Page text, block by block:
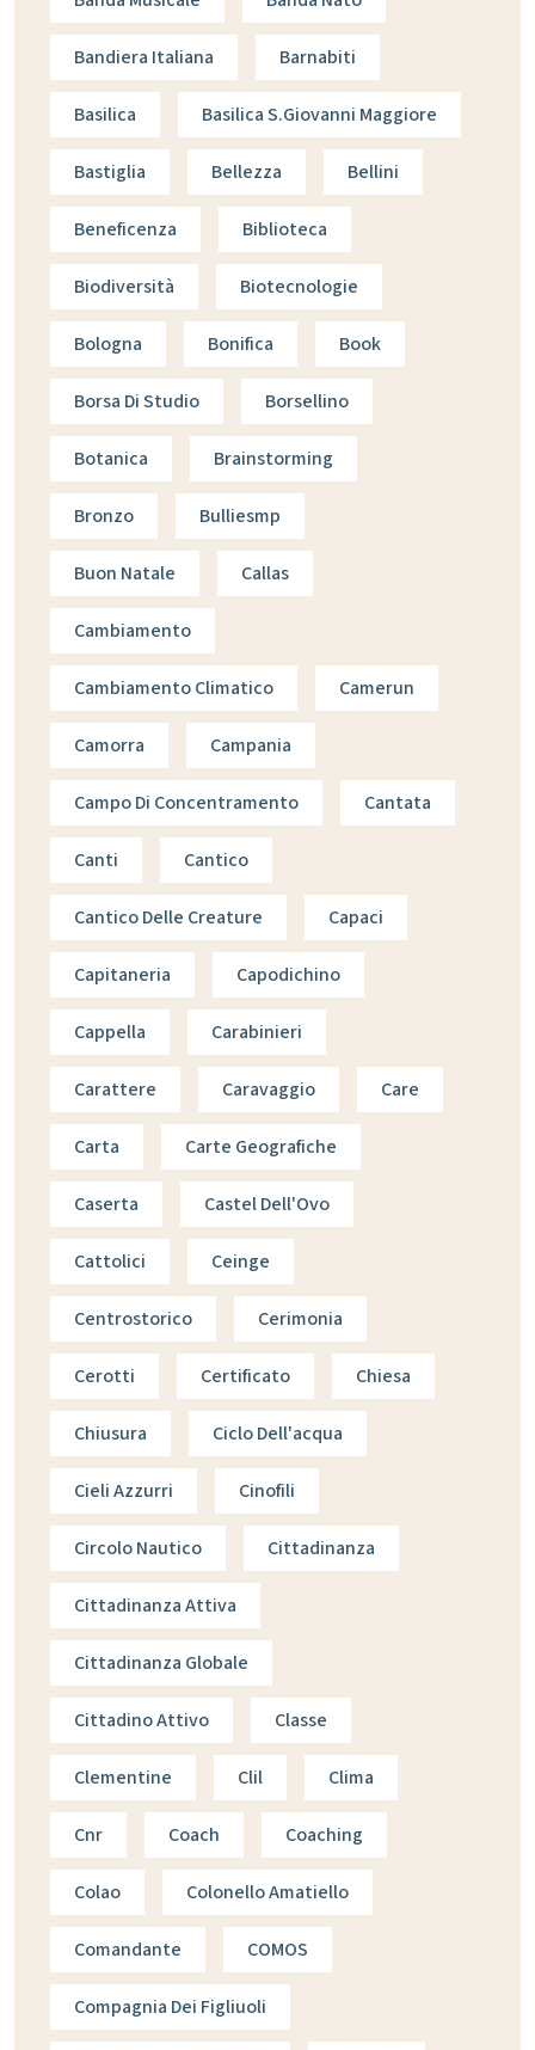
Bandiera Italiana Barnabiti
Basilica Basilica S.giovanni Maggiore
Bastiglia Bellezza Bellini
Beneficenza Biblioteca
Biodiversità Biotecnologie
Bologna Bonifica Book
Borsa Di Studio Borsellino
Botanica Brainstorming
Bronzo Bulliesmp
Buon Natale Callas
Cambiamento
Cambiamento Climatico Camerun
Camorra Campania
Campo Di Concentramento Cantata
Canti Cantico
Cantico Delle Creature Capaci
Capitaneria Capodichino
Cappella Carabinieri
Carattere Caravaggio Care
Carta Carte Geografiche
Caserta Castel Dell'Ovo
Cattolici Ceinge
Centrostorico Cerimonia
Cerotti Certificato Chiesa
Chiusura Ciclo Dell'acqua
Cieli Azzurri Cinofili
Circolo Nautico Cittadinanza
Cittadinanza Attiva
Cittadinanza Globale
Cittadino Attivo Classe
Clementine Clil Clima
Cnr Coach Coaching
Colao Colonello Amatiello
Comandante COMOS
Compagnia Dei Figliuoli